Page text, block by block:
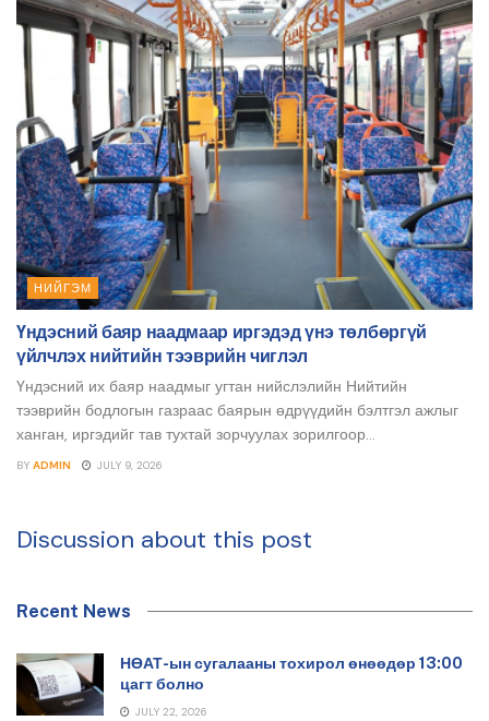
НИЙГЭМ
Үндэсний баяр наадмаар иргэдэд үнэ төлбөргүй
үйлчлэх нийтийн тээврийн чиглэл
Үндэсний их баяр наадмыг угтан нийслэлийн Нийтийн
тээврийн бодлогын газраас баярын өдрүүдийн бэлтгэл ажлыг
ханган, иргэдийг тав тухтай зорчуулах зорилгоор...
BY ADMIN JULY 9, 2026
Discussion about this post
Recent News
НӨАТ-ын сугалааны тохирол өнөөдөр 13:00
цагт болно
JULY 22, 2026